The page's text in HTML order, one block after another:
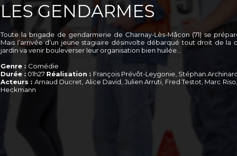
LES GENDARMES
Toute la brigade de gendarmerie de Charnay-Lès-Mâcon (71) se
Mais l’arrivée d’un jeune stagiaire désinvolte débarqué tout droit de
jardin va venir bouleverser leur organisation bien huilée…
Genre : Comédie
Durée : 01h27 Réalisation : François Prévôt-Leygonie, Stéphan
Acteurs : Arnaud Ducret, Alice David, Julien Arruti, Fred Testot, Marc
Heckmann